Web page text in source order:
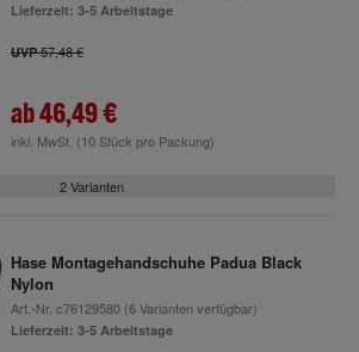
Lieferzeit: 3-5 Arbeitstage
UVP57,48 €
ab46,49 €
inkl. MwSt. (10 Stück pro Packung)
2 Varianten
Hase Montagehandschuhe Padua Black
Nylon
Art.-Nr. c76129580(6 Varianten verfügbar)
Lieferzeit: 3-5 Arbeitstage